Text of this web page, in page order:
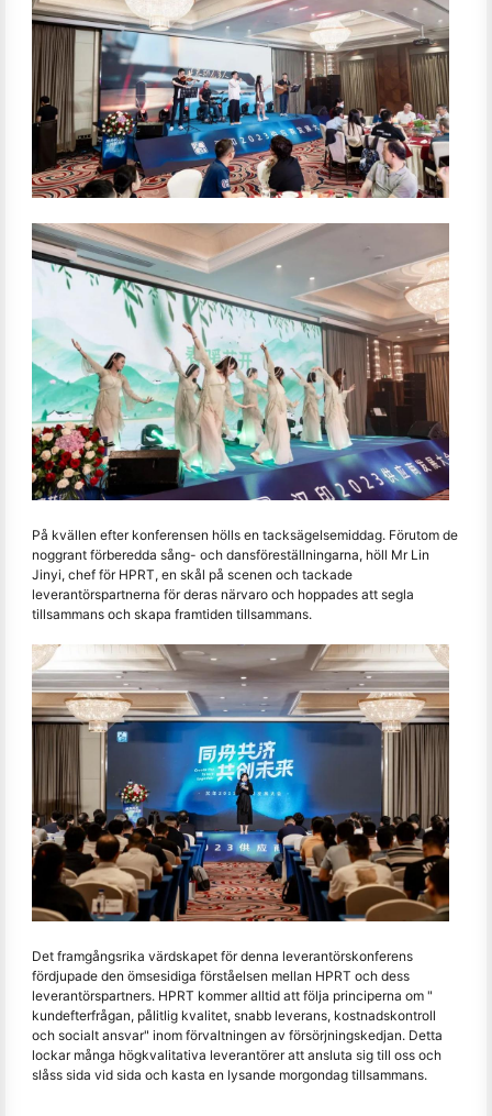
På kvällen efter konferensen hölls en tacksägelsemiddag. Förutom de
noggrant förberedda sång- och dansföreställningarna, höll Mr Lin
Jinyi, chef för HPRT, en skål på scenen och tackade
leverantörspartnerna för deras närvaro och hoppades att segla
tillsammans och skapa framtiden tillsammans.
Det framgångsrika värdskapet för denna leverantörskonferens
fördjupade den ömsesidiga förståelsen mellan HPRT och dess
leverantörspartners. HPRT kommer alltid att följa principerna om "
kundefterfrågan, pålitlig kvalitet, snabb leverans, kostnadskontroll
och socialt ansvar" inom förvaltningen av försörjningskedjan. Detta
lockar många högkvalitativa leverantörer att ansluta sig till oss och
slåss sida vid sida och kasta en lysande morgondag tillsammans.